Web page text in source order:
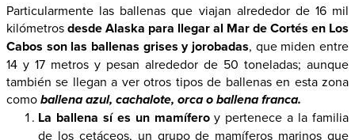
Particularmente las ballenas que viajan alrededor de 16 mil
kilómetrosdesde Alaska para llegar al Mar de Cortés en Los
Cabos son las ballenas grises y jorobadas, que miden entre
14 y 17 metros y pesan alrededor de 50 toneladas; aunque
también se llegan a ver otros tipos de ballenas en esta zona
comoballena azul, cachalote, orca o ballena franca.
La ballena sí es un mamíferoy pertenece a la familia
de los cetáceos, un grupo de mamíferos marinos que